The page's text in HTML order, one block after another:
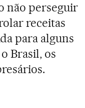
não perseguir
receitas
para alguns
Brasil, os